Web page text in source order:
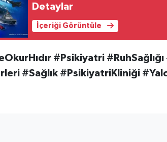
Detaylar
İçeriği Görüntüle
#Psikiyatri
#Sağlık #PsikiyatriKliniği